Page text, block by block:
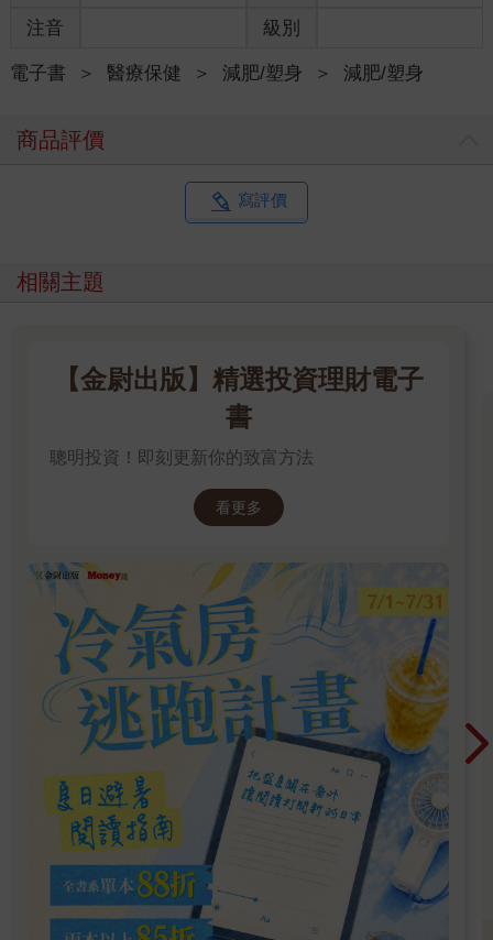
注音 級別
電子書 ＞ 醫療保健 ＞ 減肥/塑身 ＞ 減肥/塑身
商品評價
寫評價
相關主題
【金尉出版】精選投資理財電子
書
聰明投資！即刻更新你的致富方法
看更多